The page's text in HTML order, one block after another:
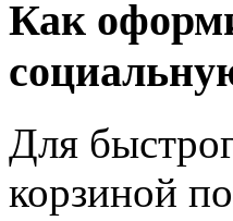
Как
Для
корзиной